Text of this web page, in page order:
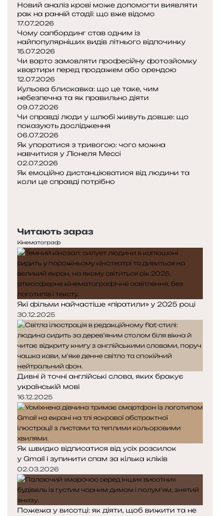
Новий аналіз крові може допомогти виявляти
рак на ранній стадії: що вже відомо
17.07.2026
Чому сапбординг став одним із
найпопулярніших видів літнього відпочинку
15.07.2026
Чи варто замовляти професійну фотозйомку
квартири перед продажем або орендою
12.07.2026
Кульова блискавка: що це таке, чим
небезпечна та як правильно діяти
09.07.2026
Чи справді люди у шлюбі живуть довше: що
показують дослідження
06.07.2026
Як упоратися з тривогою: чого можна
навчитися у Ліонеля Мессі
02.07.2026
Як емоційно дистанціюватися від людини та
коли це справді потрібно
Читають зараз
Кінематограф
Які фільми найчастіше «піратили» у 2025 році
30.12.2025
Дивні й точні англійські слова, яких бракує
українській мові
16.12.2025
Як швидко відписатися від усіх розсилок
у Gmail і зупинити спам за кілька кліків
02.03.2026
Пожежа у висотці: як діяти, щоб вижити та не